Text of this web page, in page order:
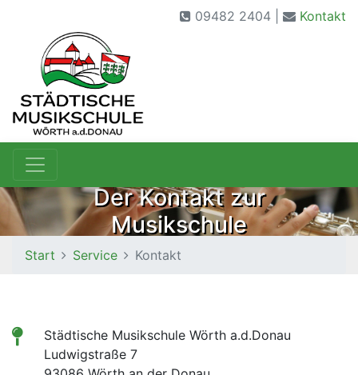
09482 2404 | Kontakt
Der Kontakt zur
Musikschule
Start Service Kontakt
Städtische Musikschule Wörth a.d.Donau
Ludwigstraße 7